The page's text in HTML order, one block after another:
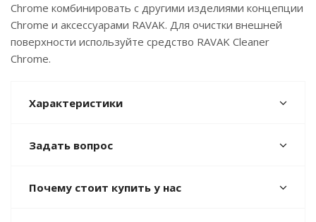
Chrome комбинировать с другими изделиями концепции
Chrome и аксессуарами RAVAK. Для очистки внешней
поверхности используйте средство RAVAK Cleaner
Chrome.
Характеристики
Задать вопрос
Почему стоит купить у нас